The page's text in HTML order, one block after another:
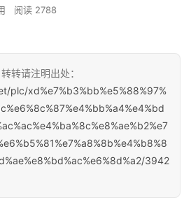
阅读 2788
转请注明出处：
plc/xd%e7%b3%bb%e5%88%97%
3942